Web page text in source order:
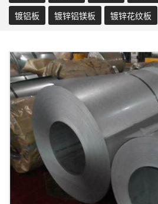
镀铝板
镀锌铝镁板 镀锌花纹板